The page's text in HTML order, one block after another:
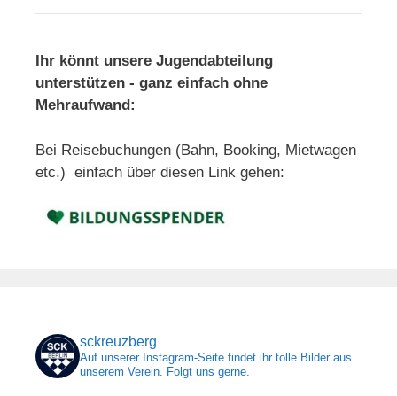
Ihr könnt unsere Jugendabteilung
unterstützen - ganz einfach ohne
Mehraufwand:
Bei Reisebuchungen (Bahn, Booking, Mietwagen
etc.) einfach über diesen Link gehen:
sckreuzberg
Auf unserer Instagram-Seite findet ihr tolle Bilder aus
unserem Verein. Folgt uns gerne.